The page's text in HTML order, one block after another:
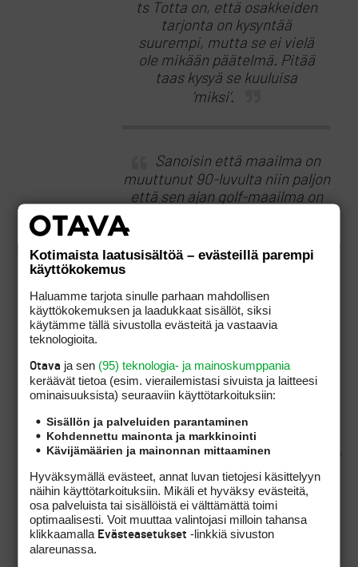
ts Totta on, että osakkeiden
tarjonta on kysyntää
suurempi, mutta se ei vielä
ole mikään päätelmä. Pitää
taas kysyä se kuuluisa
’miksi’.
Sanoisin että maailma on
muuttunut 90-luvulta niin paljon
että sen ajan golf-maailma on
jalkoihin tässä prosessissa.
On luotu tila
kaikenmaailman super-golfille,
etäjäsenyydelle,
ihmetelläänn sormi p*****sä
miksi tässä näin kävi.
Jälleen kerran, sitä saa mitä
tilaa.
Tila luotiin hyväuskoisuudessa ja näin on
käynyt.
Kotimaista laatusisältöä – evästeillä parempi
käyttökokemus
Haluamme tarjota sinulle parhaan mahdollisen
käyttökokemuksen ja laadukkaat sisällöt, siksi
käytämme tällä sivustolla evästeitä ja vastaavia
teknologioita.
Otava ja sen (95) teknologia- ja mainoskumppania
keräävät tietoa (esim. vierailemis­tasi sivuista ja laitteesi
ominaisuuk­sista) seuraaviin käyttötarkoituksiin:
Sisällön ja palveluiden parantaminen
Kohdennettu mainonta ja markkinointi
Kävijämäärien ja mainonnan mittaaminen
Hyväksymällä evästeet, annat luvan tietojesi käsittelyyn
näihin käyttötarkoituksiin. Mikäli et hyväksy evästeitä,
osa palveluista tai sisällöistä ei välttämättä toimi
optimaalisesti. Voit muuttaa valintojasi milloin tahansa
klikkaamalla Evästeasetukset -linkkiä sivuston
alareunassa.